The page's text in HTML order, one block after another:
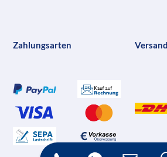
Zahlungsarten Versand